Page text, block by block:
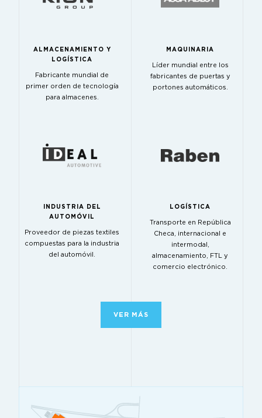
ALMACENAMIENTO Y
LOGÍSTICA
Fabricante mundial de
primer orden de tecnología
para almacenes.
MAQUINARIA
Líder mundial entre los
fabricantes de puertas y
portones automáticos.
INDUSTRIA DEL
AUTOMÓVIL
Proveedor de piezas textiles
compuestas para la industria
del automóvil.
LOGÍSTICA
Transporte en República
Checa, internacional e
intermodal,
almacenamiento, FTL y
comercio electrónico.
VER MÁS